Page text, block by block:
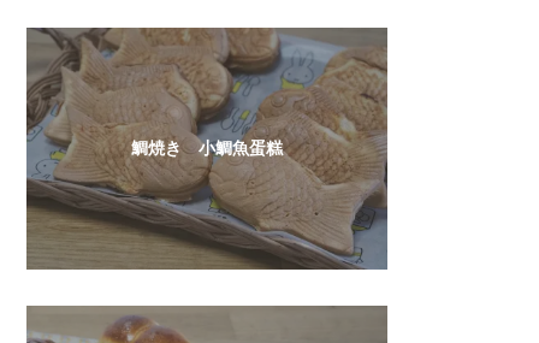
鯛焼き 小鯛魚蛋糕